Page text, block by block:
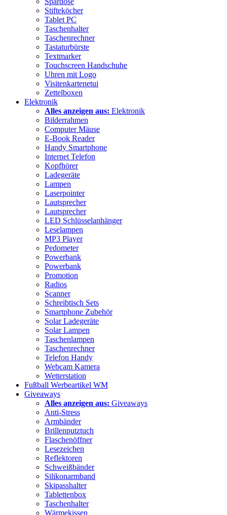
Stifteköcher
Tablet PC
Taschenhalter
Taschenrechner
Tastaturbürste
Textmarker
Touchscreen Handschuhe
Uhren mit Logo
Visitenkartenetui
Zettelboxen
Elektronik
Alles anzeigen aus: Elektronik
Bilderrahmen
Computer Mäuse
E-Book Reader
Handy Smartphone
Internet Telefon
Kopfhörer
Ladegeräte
Lampen
Laserpointer
Lautsprecher
Lautsprecher
LED Schlüsselanhänger
Leselampen
MP3 Player
Pedometer
Powerbank
Powerbank
Promotion
Radios
Scanner
Schreibtisch Sets
Smartphone Zubehör
Solar Ladegeräte
Solar Lampen
Taschenlampen
Taschenrechner
Telefon Handy
Webcam Kamera
Wetterstation
Fußball Werbeartikel WM
Giveaways
Alles anzeigen aus: Giveaways
Anti-Stress
Armbänder
Brillenputztuch
Flaschenöffner
Lesezeichen
Reflektoren
Schweißbänder
Silikonarmband
Skipasshalter
Tablettenbox
Taschenhalter
Wärmekissen